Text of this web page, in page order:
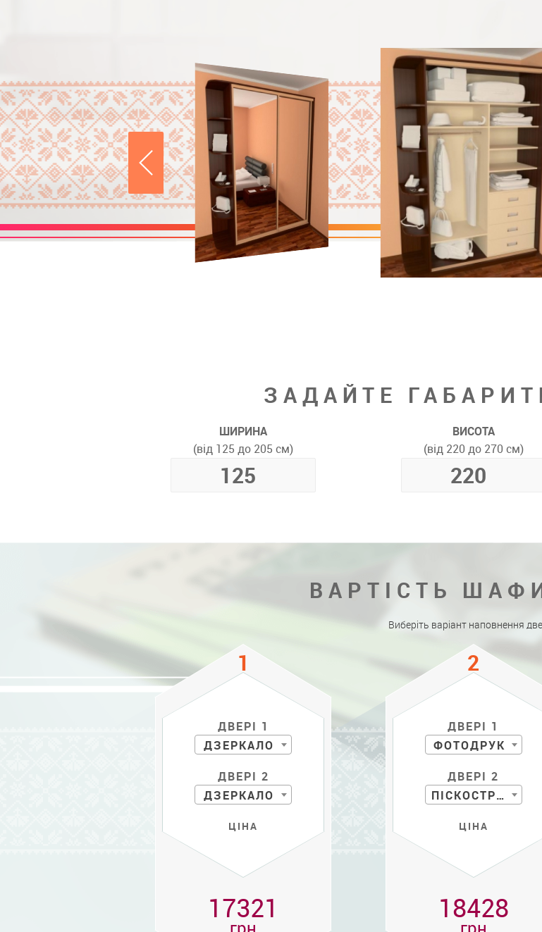
ЗАДАЙТЕ
ШИРИНА
(від 125 до 205 см)
ВИСОТА
(від 220 до 270 см)
ВАРТІСТЬ
Виберіть варіант наповнення
ДВЕРІ 1
ДЗЕРКАЛО
ДВЕРІ 2
ДЗЕРКАЛО
ЦІНА
17321
ДВЕРІ 1
ФОТОДРУК
ДВЕРІ 2
ПІСКОСТРУЙ
ЦІНА
18428